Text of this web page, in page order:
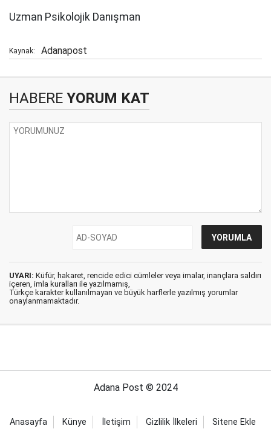
Uzman Psikolojik Danışman
Kaynak: Adanapost
HABERE YORUM KAT
UYARI: Küfür, hakaret, rencide edici cümleler veya imalar, inançlara saldırı
içeren, imla kuralları ile yazılmamış,
Türkçe karakter kullanılmayan ve büyük harflerle yazılmış yorumlar
onaylanmamaktadır.
Adana Post © 2024
Anasayfa Künye İletişim Gizlilik İlkeleri Sitene Ekle